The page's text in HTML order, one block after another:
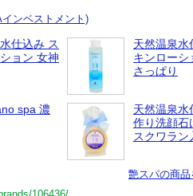
インベストメント)
仕込み ス
ョン 女神
天然温泉水
キンローシ
さっぱり
spa 濃
天然温泉水
作り洗顔石
スクワラン
艶スパの商